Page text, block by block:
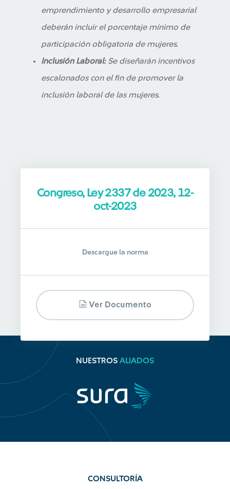
emprendimiento y desarrollo empresarial
deberán incluir el porcentaje mínimo de
participación obligatoria de mujeres.
Inclusión Laboral: Se diseñarán incentivos
escalonados con el fin de promover la
inclusión laboral de las mujeres.
Congreso, Ley 2337 de 2023, 12-
oct-2023
Descargue la norma
Ver Documento
NUESTROS ALIADOS
CONSULTORÍA